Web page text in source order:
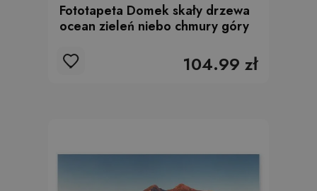
Fototapeta Domek skały drzewa
ocean zieleń niebo chmury góry
104.99 zł